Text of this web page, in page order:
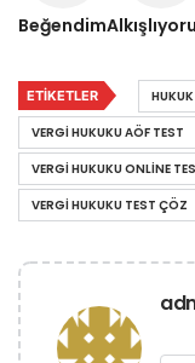
Beğendim
ETIKETLER
VERGI HUKUKU AÖF TEST
VERGI HUKUKU ONLINE
VERGI HUKUKU TEST ÇÖZ